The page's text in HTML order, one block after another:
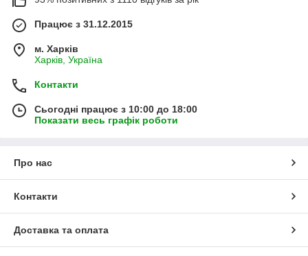
Працює з 31.12.2015
м. Харків
Харків, Україна
Контакти
Сьогодні працює з 10:00 до 18:00
Показати весь графік роботи
Про нас
Контакти
Доставка та оплата